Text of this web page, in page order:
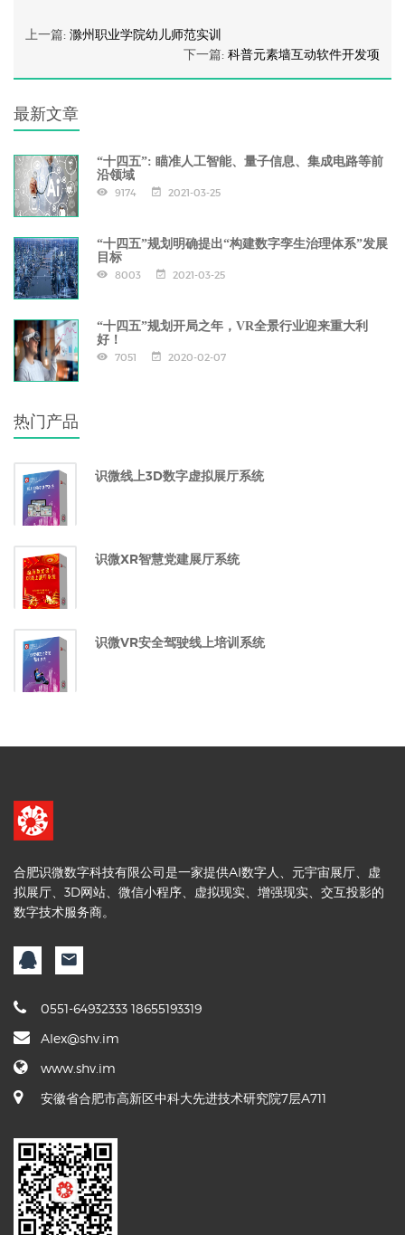
上一篇: 滁州职业学院幼儿师范实训
下一篇: 科普元素墙互动软件开发项
最新文章
“十四五”: 瞄准人工智能、量子信息、集成电路等前
沿领域
9174 2021-03-25
“十四五”规划明确提出“构建数字孪生治理体系”发展
目标
8003 2021-03-25
“十四五”规划开局之年，VR全景行业迎来重大利
好！
7051 2020-02-07
热门产品
识微线上3D数字虚拟展厅系统
识微XR智慧党建展厅系统
识微VR安全驾驶线上培训系统
合肥识微数字科技有限公司是一家提供AI数字人、元宇宙展厅、虚
拟展厅、3D网站、微信小程序、虚拟现实、增强现实、交互投影的
数字技术服务商。
0551-64932333 18655193319
Alex@shv.im
www.shv.im
安徽省合肥市高新区中科大先进技术研究院7层A711